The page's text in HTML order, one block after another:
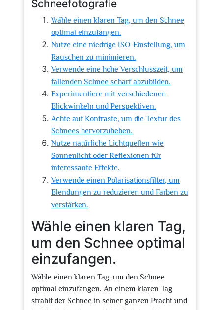
Schneefotografie
Wähle einen klaren Tag, um den Schnee
optimal einzufangen.
Nutze eine niedrige ISO-Einstellung, um
Rauschen zu minimieren.
Verwende eine hohe Verschlusszeit, um
fallenden Schnee scharf abzubilden.
Experimentiere mit verschiedenen
Blickwinkeln und Perspektiven.
Achte auf Kontraste, um die Textur des
Schnees hervorzuheben.
Nutze natürliche Lichtquellen wie
Sonnenlicht oder Reflexionen für
interessante Effekte.
Verwende einen Polarisationsfilter, um
Blendungen zu reduzieren und Farben zu
verstärken.
Wähle einen klaren Tag,
um den Schnee optimal
einzufangen.
Wähle einen klaren Tag, um den Schnee
optimal einzufangen. An einem klaren Tag
strahlt der Schnee in seiner ganzen Pracht und